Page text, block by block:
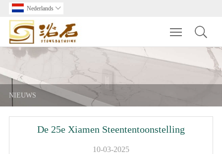
Nederlands 
Toggle
NIEUWS
De 25e Xiamen Steententoonstelling
10-03-2025